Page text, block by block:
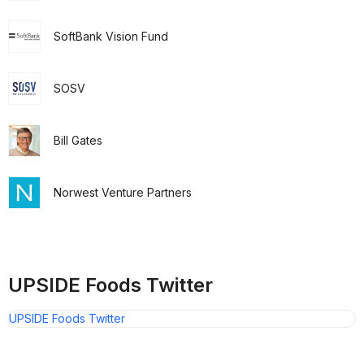
SoftBank Vision Fund
SOSV
Bill Gates
Norwest Venture Partners
UPSIDE Foods Twitter
UPSIDE Foods Twitter